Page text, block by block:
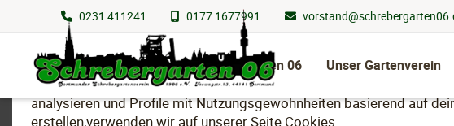
Wir nutzen Cookies
Um essenzielle Funktionen dieser Webseite bereitzustellen, dein
analysieren und Profile mit Nutzungsgewohnheiten basierend auf
erstellen,verwenden wir auf unserer Seite Cookies.
0231 411241 0177 1677991
Schrebergarten 06 Unser Gartenverein
Navigation
überspringen